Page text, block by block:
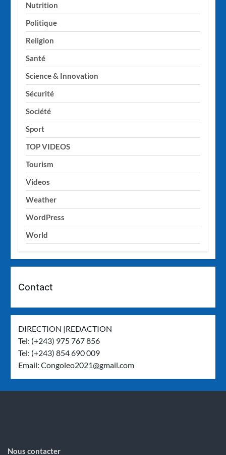
Nutrition
Politique
Religion
Santé
Science & Innovation
Sécurité
Société
Sport
TOP VIDEOS
Tourism
Videos
Weather
WordPress
World
Contact
DIRECTION |REDACTION
Tel: (+243) 975 767 856
Tel: (+243) 854 690 009
Email:Congoleo2021@gmail.com
Nous contacter